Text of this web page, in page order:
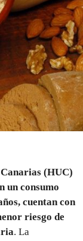
(HUC)
un consumo
cuentan con
riesgo de
. La